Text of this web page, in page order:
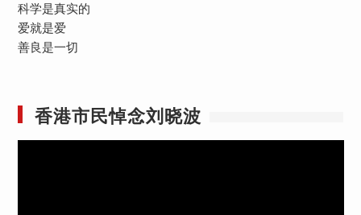
科学是真实的
爱就是爱
善良是一切
香港市民悼念刘晓波